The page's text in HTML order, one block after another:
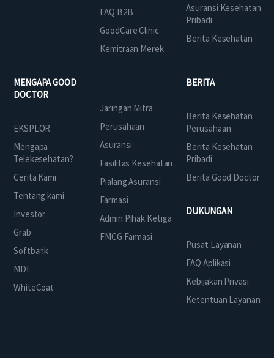
FAQ B2B
GoodCare Clinic
Kemitraan Merek
Asuransi Kesehatan
Pribadi
Berita Kesehatan
MENGAPA GOOD
DOCTOR
EKSPLOR
Mengapa
Telekesehatan?
Cerita Kami
Tentang kami
Investor
Grab
Softbank
MDI
WhiteCoat
Jaringan Mitra
Perusahaan
Asuransi
Fasilitas Kesehatan
Pialang Asuransi
Farmasi
Admin Pihak Ketiga
FMCG Farmasi
BERITA
Berita Kesehatan
Perusahaan
Berita Kesehatan
Pribadi
Berita Good Doctor
DUKUNGAN
Pusat Layanan
FAQ Aplikasi
Kebijakan Privasi
Ketentuan Layanan